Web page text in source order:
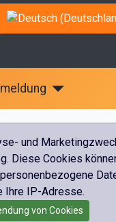
Sprache auswählen
und
Diese Cookies
Ihre IP-Adresse.
von Cookies